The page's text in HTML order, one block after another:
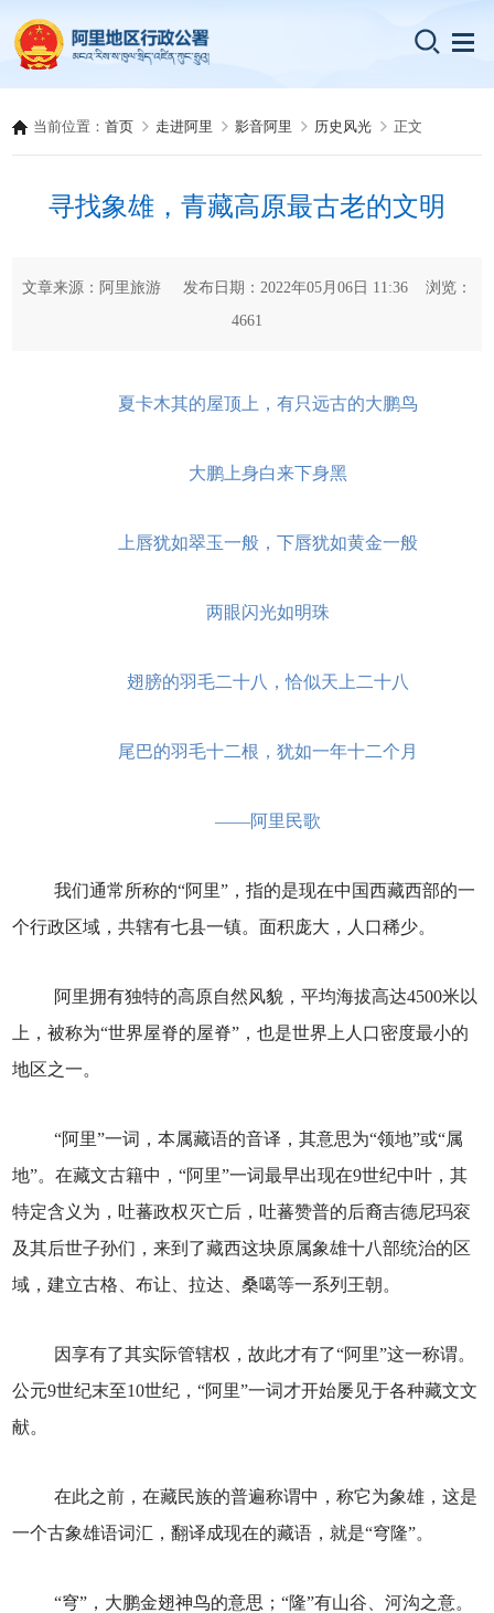
当前位置：首页 走进阿里 影音阿里 历史风光 正文
寻找象雄，青藏高原最古老的文明
文章来源：阿里旅游 发布日期：2022年05月06日 11:36 浏览：
4661
夏卡木其的屋顶上，有只远古的大鹏鸟
大鹏上身白来下身黑
上唇犹如翠玉一般，下唇犹如黄金一般
两眼闪光如明珠
翅膀的羽毛二十八，恰似天上二十八
尾巴的羽毛十二根，犹如一年十二个月
——阿里民歌
我们通常所称的“阿里”，指的是现在中国西藏西部的一
个行政区域，共辖有七县一镇。面积庞大，人口稀少。
阿里拥有独特的高原自然风貌，平均海拔高达4500米以
上，被称为“世界屋脊的屋脊”，也是世界上人口密度最小的
地区之一。
“阿里”一词，本属藏语的音译，其意思为“领地”或“属
地”。在藏文古籍中，“阿里”一词最早出现在9世纪中叶，其
特定含义为，吐蕃政权灭亡后，吐蕃赞普的后裔吉德尼玛衮
及其后世子孙们，来到了藏西这块原属象雄十八部统治的区
域，建立古格、布让、拉达、桑噶等一系列王朝。
因享有了其实际管辖权，故此才有了“阿里”这一称谓。
公元9世纪末至10世纪，“阿里”一词才开始屡见于各种藏文文
献。
在此之前，在藏民族的普遍称谓中，称它为象雄，这是
一个古象雄语词汇，翻译成现在的藏语，就是“穹隆”。
“穹”，大鹏金翅神鸟的意思；“隆”有山谷、河沟之意。